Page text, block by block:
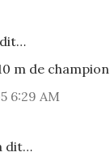
m de champion
6:29 AM
dit…